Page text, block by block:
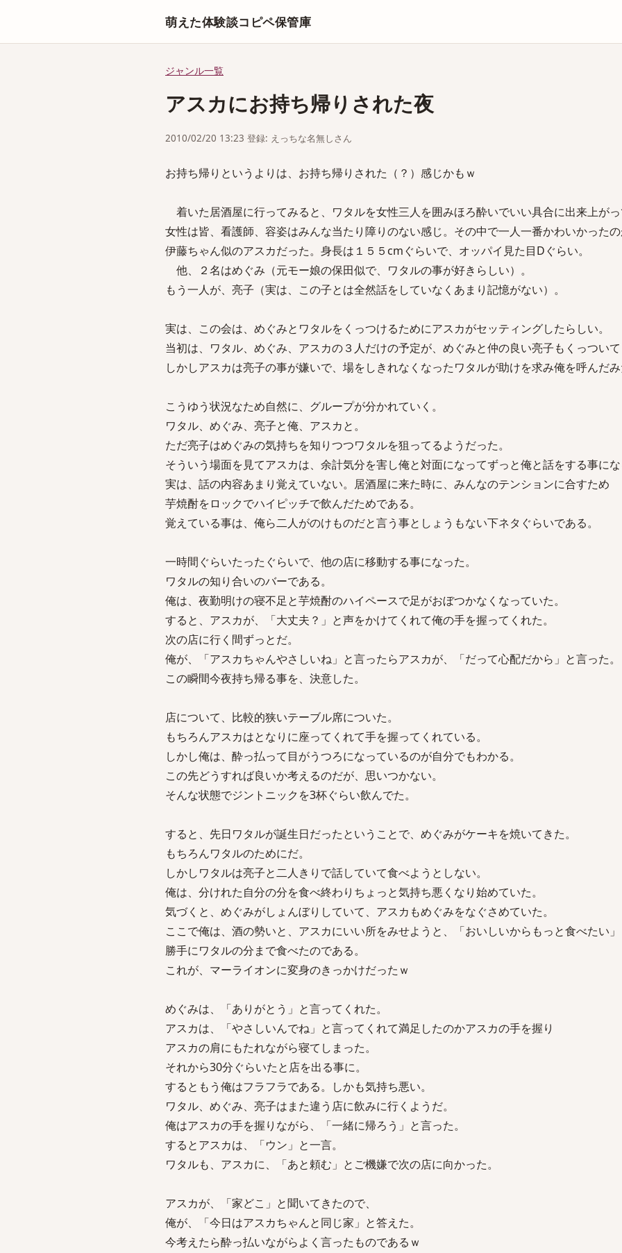
萌えた体験談コピペ保管庫
ジャンル一覧
アスカにお持ち帰りされた夜
2010/02/20 13:23 登録: えっちな名無しさん
お持ち帰りというよりは、お持ち帰りされた（？）感じかもｗ
着いた居酒屋に行ってみると、ワタルを女性三人を囲みほろ酔いでいい具合に出来上が
女性は皆、看護師、容姿はみんな当たり障りのない感じ。その中で一人一番かわいかった
伊藤ちゃん似のアスカだった。身長は１５５cmぐらいで、オッパイ見た目Dぐらい。
他、２名はめぐみ（元モー娘の保田似で、ワタルの事が好きらしい）。
もう一人が、亮子（実は、この子とは全然話をしていなくあまり記憶がない）。
実は、この会は、めぐみとワタルをくっつけるためにアスカがセッティングしたらしい。
当初は、ワタル、めぐみ、アスカの３人だけの予定が、めぐみと仲の良い亮子もくっつい
しかしアスカは亮子の事が嫌いで、場をしきれなくなったワタルが助けを求み俺を呼んだ
こうゆう状況なため自然に、グループが分かれていく。
ワタル、めぐみ、亮子と俺、アスカと。
ただ亮子はめぐみの気持ちを知りつつワタルを狙ってるようだった。
そういう場面を見てアスカは、余計気分を害し俺と対面になってずっと俺と話をする事に
実は、話の内容あまり覚えていない。居酒屋に来た時に、みんなのテンションに合すため
芋焼酎をロックでハイピッチで飲んだためである。
覚えている事は、俺ら二人がのけものだと言う事としょうもない下ネタぐらいである。
一時間ぐらいたったぐらいで、他の店に移動する事になった。
ワタルの知り合いのバーである。
俺は、夜勤明けの寝不足と芋焼酎のハイペースで足がおぼつかなくなっていた。
すると、アスカが、「大丈夫？」と声をかけてくれて俺の手を握ってくれた。
次の店に行く間ずっとだ。
俺が、「アスカちゃんやさしいね」と言ったらアスカが、「だって心配だから」と言った。
この瞬間今夜持ち帰る事を、決意した。
店について、比較的狭いテーブル席についた。
もちろんアスカはとなりに座ってくれて手を握ってくれている。
しかし俺は、酔っ払って目がうつろになっているのが自分でもわかる。
この先どうすれば良いか考えるのだが、思いつかない。
そんな状態でジントニックを3杯ぐらい飲んでた。
すると、先日ワタルが誕生日だったということで、めぐみがケーキを焼いてきた。
もちろんワタルのためにだ。
しかしワタルは亮子と二人きりで話していて食べようとしない。
俺は、分けれた自分の分を食べ終わりちょっと気持ち悪くなり始めていた。
気づくと、めぐみがしょんぼりしていて、アスカもめぐみをなぐさめていた。
ここで俺は、酒の勢いと、アスカにいい所をみせようと、「おいしいからもっと食べたい
勝手にワタルの分まで食べたのである。
これが、マーライオンに変身のきっかけだったｗ
めぐみは、「ありがとう」と言ってくれた。
アスカは、「やさしいんでね」と言ってくれて満足したのかアスカの手を握り
アスカの肩にもたれながら寝てしまった。
それから30分ぐらいたと店を出る事に。
するともう俺はフラフラである。しかも気持ち悪い。
ワタル、めぐみ、亮子はまた違う店に飲みに行くようだ。
俺はアスカの手を握りながら、「一緒に帰ろう」と言った。
するとアスカは、「ウン」と一言。
ワタルも、アスカに、「あと頼む」とご機嫌で次の店に向かった。
アスカが、「家どこ」と聞いてきたので、
俺が、「今日はアスカちゃんと同じ家」と答えた。
今考えたら酔っ払いながらよく言ったものであるｗ